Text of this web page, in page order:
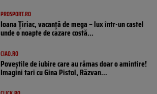
PROSPORT.RO
Ioana Țiriac, vacanță de mega – lux într-un castel
unde o noapte de cazare costă...
CIAO.RO
Poveştile de iubire care au rămas doar o amintire!
Imagini tari cu Gina Pistol, Răzvan...